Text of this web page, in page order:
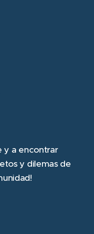
y a encontrar
y dilemas de